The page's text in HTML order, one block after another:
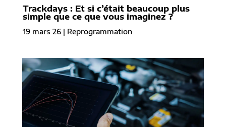
Trackdays : Et si c’était beaucoup plus
simple que ce que vous imaginez ?
19 mars 26| Reprogrammation